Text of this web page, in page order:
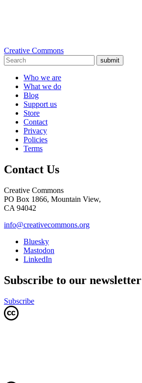
Creative Commons
submit
Who we are
What we do
Blog
Support us
Store
Contact
Privacy
Policies
Terms
Contact Us
Creative Commons
PO Box 1866, Mountain View,
CA 94042
info@creativecommons.org
Bluesky
Mastodon
LinkedIn
Subscribe to our newsletter
Subscribe